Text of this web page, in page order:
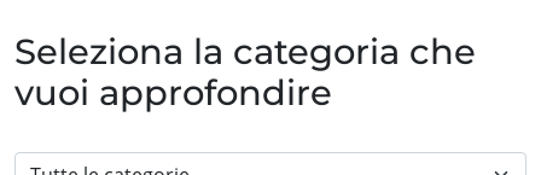
Seleziona la categoria che
vuoi approfondire